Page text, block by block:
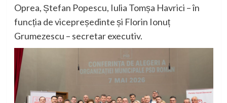
Oprea, Ștefan Popescu, Iulia Tomșa Havrici – în
funcția de vicepreședinte și Florin Ionuț
Grumezescu – secretar executiv.